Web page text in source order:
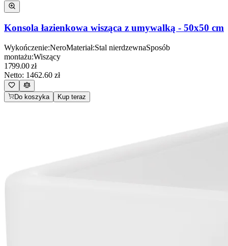
Konsola łazienkowa wisząca z umywalką - 50x50 cm
Wykończenie:NeroMateriał:Stal nierdzewnaSposób
montażu:Wiszący
1799.00zł
Netto: 1462.60 zł
Do koszyka Kup teraz